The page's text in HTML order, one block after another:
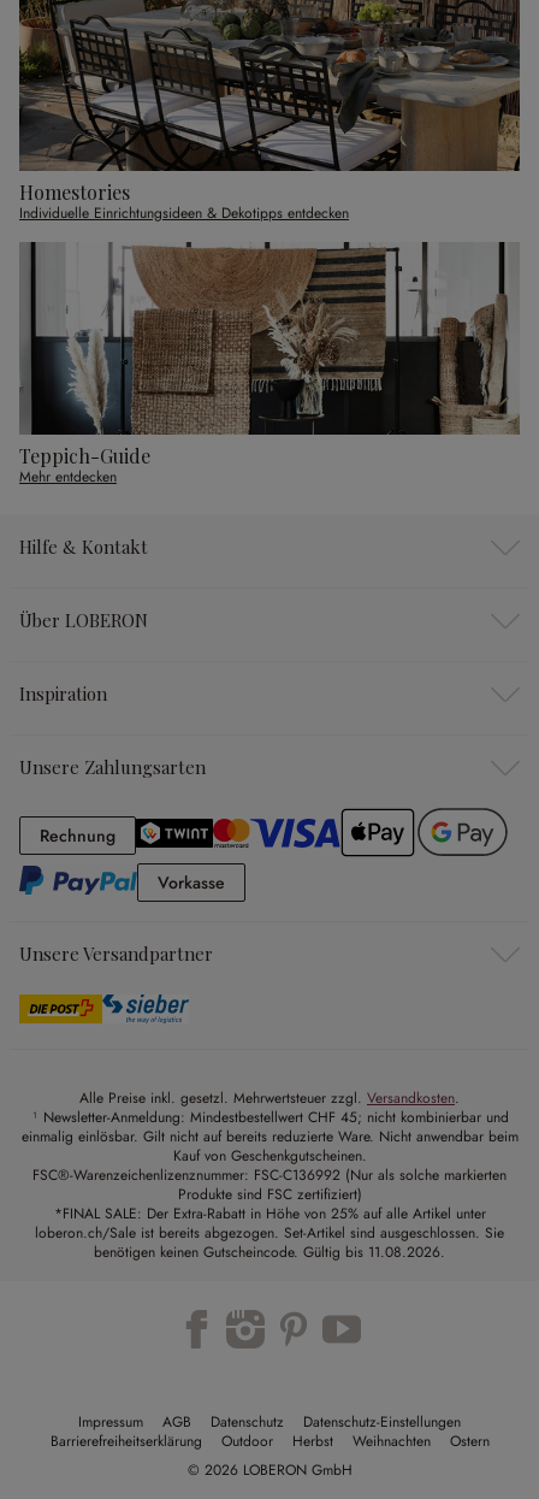
Homestories
Individuelle Einrichtungsideen & Dekotipps entdecken
Teppich-Guide
Mehr entdecken
Hilfe & Kontakt
Über LOBERON
Inspiration
Unsere Zahlungsarten
RechnungRechnung
Vorkasse
Unsere Versandpartner
Alle Preise inkl. gesetzl. Mehrwertsteuer zzgl. Versandkosten.
¹ Newsletter-Anmeldung: Mindestbestellwert CHF 45; nicht kombinierbar und
einmalig einlösbar. Gilt nicht auf bereits reduzierte Ware. Nicht anwendbar beim
Kauf von Geschenkgutscheinen.
FSC®-Warenzeichenlizenznummer: FSC-C136992 (Nur als solche markierten
Produkte sind FSC zertifiziert)
*FINAL SALE: Der Extra-Rabatt in Höhe von 25% auf alle Artikel unter
loberon.ch/Sale ist bereits abgezogen. Set-Artikel sind ausgeschlossen. Sie
benötigen keinen Gutscheincode. Gültig bis 11.08.2026.
Impressum AGB Datenschutz
Datenschutz-Einstellungen
Barrierefreiheitserklärung
Outdoor Herbst Weihnachten
Ostern
© 2026 LOBERON GmbH